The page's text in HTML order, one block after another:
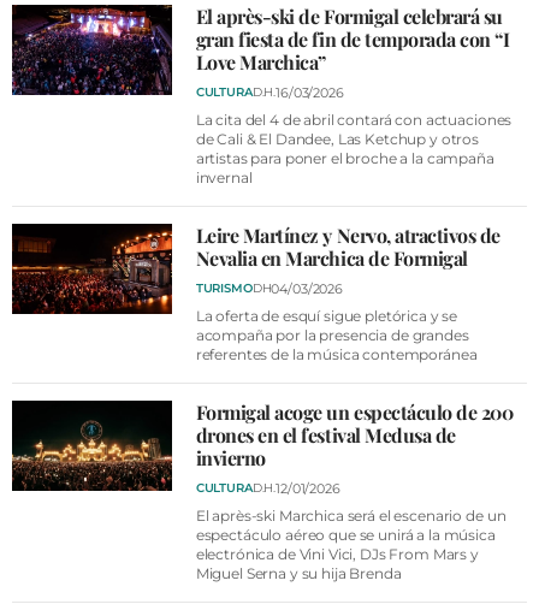
El après-ski de Formigal celebrará su
gran fiesta de fin de temporada con “I
Love Marchica”
CULTURAD.H.16/03/2026
La cita del 4 de abril contará con actuaciones
de Cali & El Dandee, Las Ketchup y otros
artistas para poner el broche a la campaña
invernal
Leire Martínez y Nervo, atractivos de
Nevalia en Marchica de Formigal
TURISMODH04/03/2026
La oferta de esquí sigue pletórica y se
acompaña por la presencia de grandes
referentes de la música contemporánea
Formigal acoge un espectáculo de 200
drones en el festival Medusa de
invierno
CULTURAD.H.12/01/2026
El après-ski Marchica será el escenario de un
espectáculo aéreo que se unirá a la música
electrónica de Vini Vici, DJs From Mars y
Miguel Serna y su hija Brenda